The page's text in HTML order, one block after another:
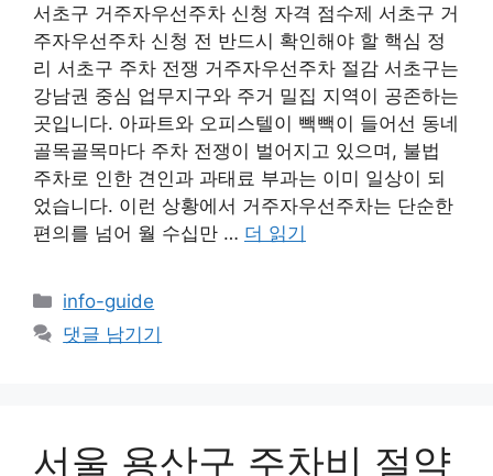
서초구 거주자우선주차 신청 자격 점수제 서초구 거
주자우선주차 신청 전 반드시 확인해야 할 핵심 정
리 서초구 주차 전쟁 거주자우선주차 절감 서초구는
강남권 중심 업무지구와 주거 밀집 지역이 공존하는
곳입니다. 아파트와 오피스텔이 빽빽이 들어선 동네
골목골목마다 주차 전쟁이 벌어지고 있으며, 불법
주차로 인한 견인과 과태료 부과는 이미 일상이 되
었습니다. 이런 상황에서 거주자우선주차는 단순한
편의를 넘어 월 수십만 … 더 읽기
카
테
고
info-guide
댓글 남기기
서울 용산구 주차비 절약